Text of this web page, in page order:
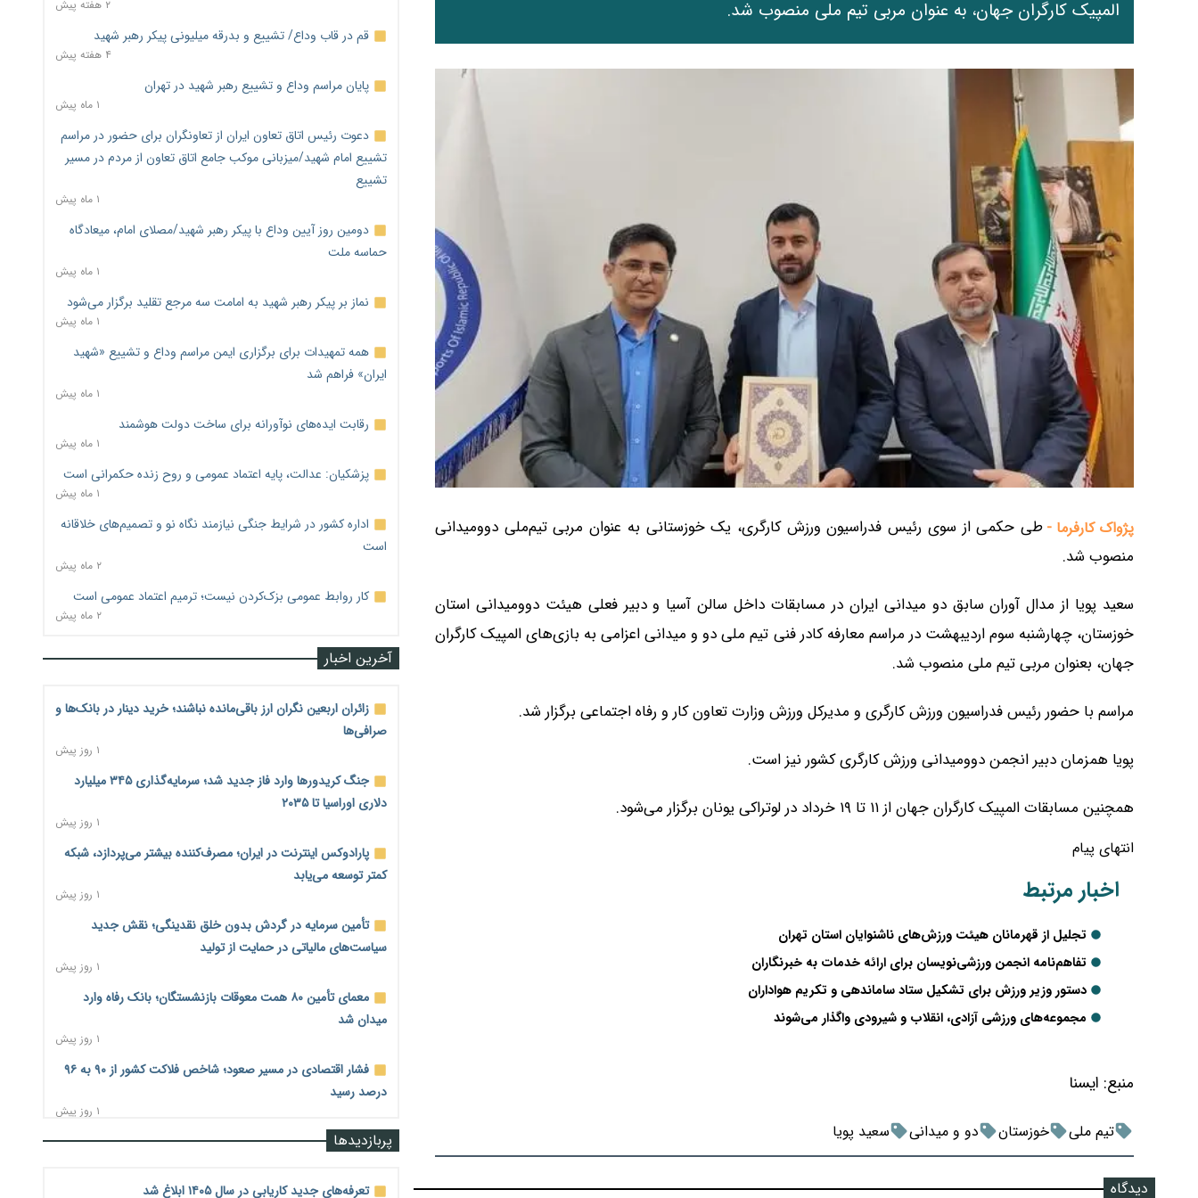
المپیک کارگران جهان، به عنوان مربی تیم‌ ملی منصوب شد.
پژواک کارفرما - طی حکمی از سوی رئیس فدراسیون ورزش کارگری، یک خوزستانی به عنوان مربی تیم‌ملی دوومیدانی
منصوب شد.
سعید پویا از مدال آوران سابق دو میدانی ایران در مسابقات داخل سالن آسیا و دبیر فعلی هیئت دوومیدانی استان
خوزستان، چهارشنبه سوم اردیبهشت در مراسم معارفه کادر فنی تیم‌ ملی دو و میدانی اعزامی به بازی‌های المپیک کارگران
جهان، بعنوان مربی تیم‌ ملی منصوب شد.
مراسم با حضور رئیس فدراسیون ورزش کارگری و مدیرکل ورزش وزارت تعاون کار و رفاه اجتماعی برگزار شد.
پویا همزمان دبیر انجمن دوومیدانی ورزش کارگری کشور نیز است.
همچنین مسابقات المپیک کارگران جهان از ۱۱ تا ۱۹ خرداد در لوتراکی یونان برگزار می‌شود.
انتهای پیام
اخبار مرتبط
تجلیل از قهرمانان هیئت ورزش‌های ناشنوایان استان تهران
تفاهم‌نامه انجمن ورزشی‌نویسان برای ارائه خدمات به خبرنگاران
دستور وزیر ورزش برای تشکیل ستاد ساماندهی و تکریم هواداران
مجموعه‌های ورزشی آزادی، انقلاب و شیرودی واگذار می‌شوند
منبع: ايسنا
تیم ملی خوزستان دو و میدانی سعید پویا
دیدگاه
۲ هفته پیش
قم در قاب وداع/ تشییع و بدرقه میلیونی پیکر رهبر شهید
۴ هفته پیش
پایان مراسم وداع و تشییع رهبر شهید در تهران
۱ ماه پیش
دعوت رئیس اتاق تعاون ایران از تعاونگران برای حضور در مراسم
تشییع امام شهید/میزبانی موکب جامع اتاق تعاون از مردم در مسیر
تشییع
۱ ماه پیش
دومین روز آیین وداع با پیکر رهبر شهید/مصلای امام، میعادگاه
حماسه ملت
۱ ماه پیش
نماز بر پیکر رهبر شهید به امامت سه مرجع تقلید برگزار می‌شود
۱ ماه پیش
همه تمهیدات برای برگزاری ایمن مراسم وداع و تشییع «شهید
ایران» فراهم شد
۱ ماه پیش
رقابت ایده‌های نوآورانه برای ساخت دولت هوشمند
۱ ماه پیش
پزشکیان: عدالت، پایه اعتماد عمومی و روح زنده حکمرانی است
۱ ماه پیش
اداره کشور در شرایط جنگی نیازمند نگاه نو و تصمیم‌های خلاقانه
است
۲ ماه پیش
کار روابط عمومی بزک‌کردن نیست؛ ترمیم اعتماد عمومی است
۲ ماه پیش
آخرین اخبار
زائران اربعین نگران ارز باقی‌مانده نباشند؛ خرید دینار در بانک‌ها و
صرافی‌ها
۱ روز پیش
جنگ کریدورها وارد فاز جدید شد؛ سرمایه‌گذاری ۳۴۵ میلیارد
دلاری اوراسیا تا ۲۰۳۵
۱ روز پیش
پارادوکس اینترنت در ایران؛ مصرف‌کننده بیشتر می‌پردازد، شبکه
کمتر توسعه می‌یابد
۱ روز پیش
تأمین سرمایه در گردش بدون خلق نقدینگی؛ نقش جدید
سیاست‌های مالیاتی در حمایت از تولید
۱ روز پیش
معمای تأمین ۸۰ همت معوقات بازنشستگان؛ بانک رفاه وارد
میدان شد
۱ روز پیش
فشار اقتصادی در مسیر صعود؛ شاخص فلاکت کشور از ۹۰ به ۹۶
درصد رسید
۱ روز پیش
رشد ۷۵ هزار میلیاردی بازار خرید اعتباری؛ فین‌تک‌ها وارد میدان پربازدیدها
تعرفه‌های جدید کاریابی در سال ۱۴۰۵ ابلاغ شد